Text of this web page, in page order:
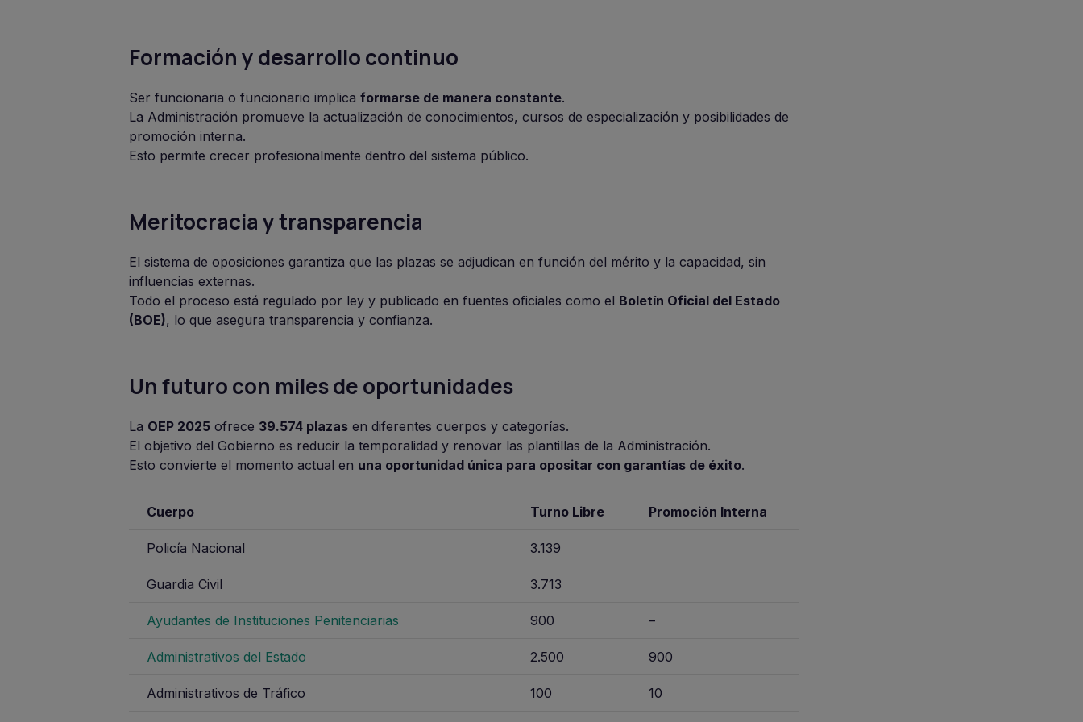
Formación y desarrollo continuo
Ser funcionaria o funcionario implica formarse de manera constante.
La Administración promueve la actualización de conocimientos, cursos de especialización y posibilidades de
promoción interna.
Esto permite crecer profesionalmente dentro del sistema público.
Meritocracia y transparencia
El sistema de oposiciones garantiza que las plazas se adjudican en función del mérito y la capacidad, sin
influencias externas.
Todo el proceso está regulado por ley y publicado en fuentes oficiales como el Boletín Oficial del Estado
(BOE), lo que asegura transparencia y confianza.
Un futuro con miles de oportunidades
La OEP 2025 ofrece 39.574 plazas en diferentes cuerpos y categorías.
El objetivo del Gobierno es reducir la temporalidad y renovar las plantillas de la Administración.
Esto convierte el momento actual en una oportunidad única para opositar con garantías de éxito.
Cuerpo Turno Libre Promoción Interna
Policía Nacional 3.139
Guardia Civil 3.713
Ayudantes de Instituciones Penitenciarias 900 –
Administrativos del Estado 2.500 900
Administrativos de Tráfico 100 10